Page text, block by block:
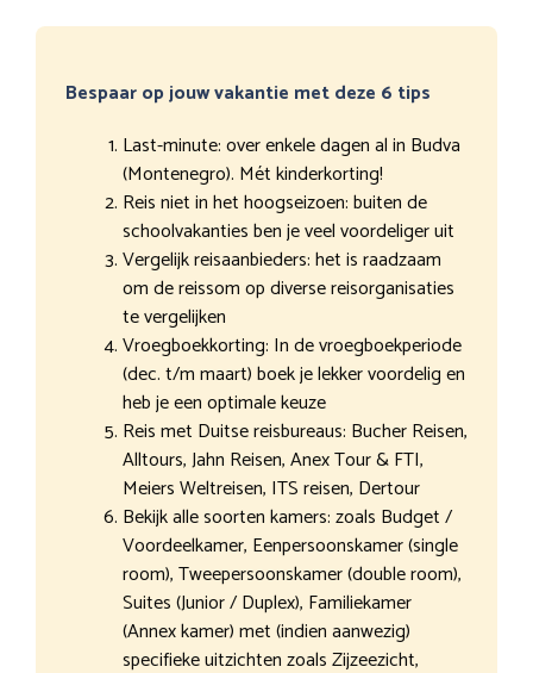
Bespaar op jouw vakantie met deze 6 tips
Last-minute: over enkele dagen al in Budva
(Montenegro). Mét kinderkorting!
Reis niet in het hoogseizoen: buiten de
schoolvakanties ben je veel voordeliger uit
Vergelijk reisaanbieders: het is raadzaam
om de reissom op diverse reisorganisaties
te vergelijken
Vroegboekkorting: In de vroegboekperiode
(dec. t/m maart) boek je lekker voordelig en
heb je een optimale keuze
Reis met Duitse reisbureaus: Bucher Reisen,
Alltours, Jahn Reisen, Anex Tour & FTI,
Meiers Weltreisen, ITS reisen, Dertour
Bekijk alle soorten kamers: zoals Budget /
Voordeelkamer, Eenpersoonskamer (single
room), Tweepersoonskamer (double room),
Suites (Junior / Duplex), Familiekamer
(Annex kamer) met (indien aanwezig)
specifieke uitzichten zoals Zijzeezicht,